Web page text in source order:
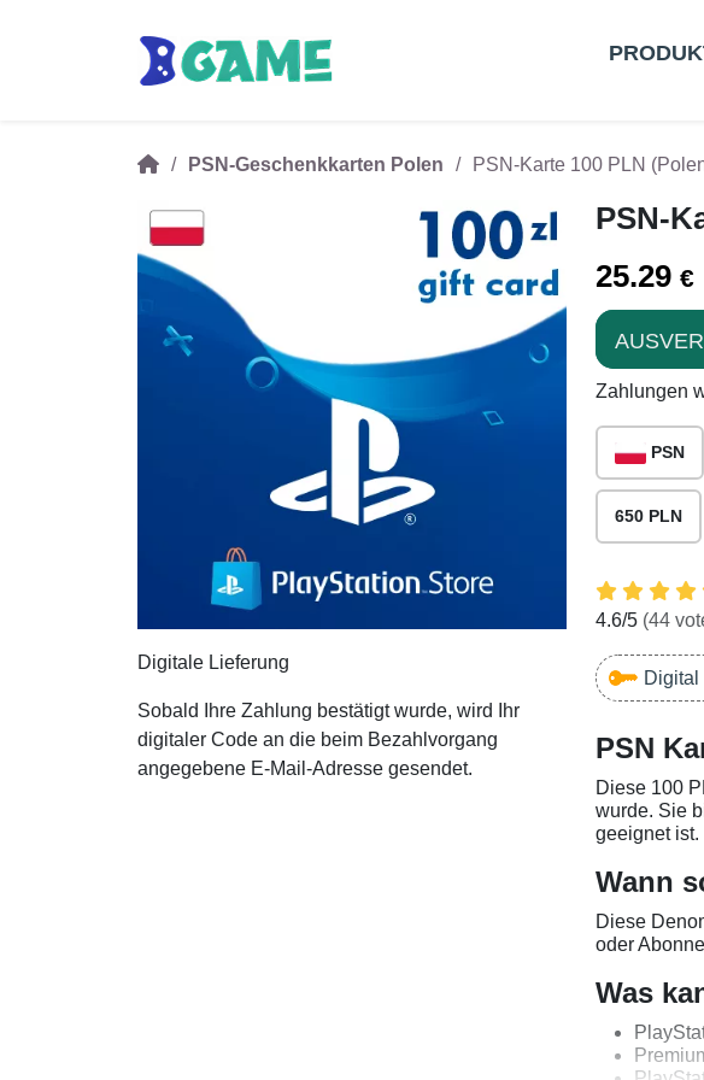
PSN-Geschenkkarten Polen PSN-Karte 100 PLN
Digitale Lieferung
Sobald Ihre Zahlung bestätigt wurde, wird Ihr
digitaler Code an die beim Bezahlvorgang
angegebene E-Mail-Adresse gesendet.
PSN-
25.29 €
Zahlungen
PSN
650 PLN
4.6/5 (44
Digital
PSN
Diese 100
wurde. Sie
geeignet ist.
Wann
Diese
oder
Was